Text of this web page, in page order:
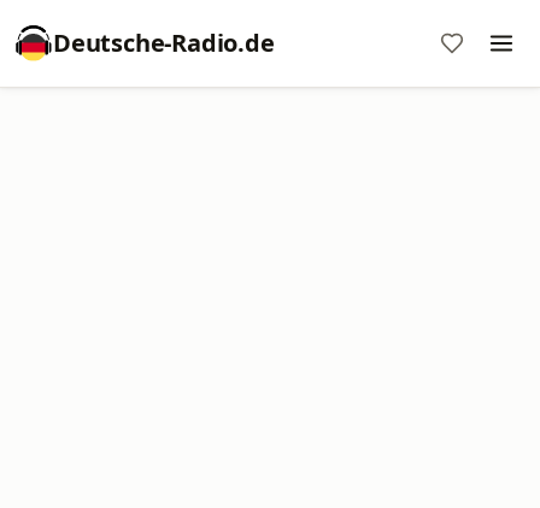
Deutsche-Radio.de